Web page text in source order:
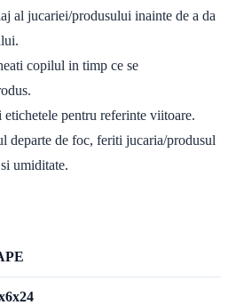
al jucariei/produsului inainte de a da
copilul in timp ce se
pentru referinte viitoare.
departe de foc, feriti jucaria/produsul
umiditate.